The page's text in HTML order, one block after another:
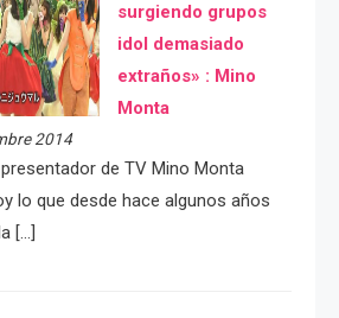
surgiendo grupos
idol demasiado
extraños» : Mino
Monta
2014
presentador de TV Mino Monta
lo que desde hace algunos años
[…]